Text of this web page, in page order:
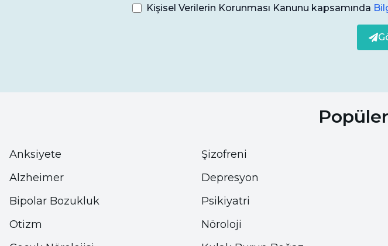
Kişisel Verilerin Korunması Kanunu kapsamında
Anksiyete
Alzheimer
Bipolar Bozukluk
Otizm
Şizofreni
Depresyon
Psikiyatri
Nöroloji